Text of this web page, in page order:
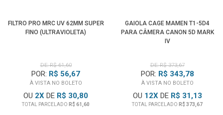
FILTRO PRO MRC UV 62MM SUPER
FINO (ULTRAVIOLETA)
DE: R$ 61,60
POR: R$ 56,67
À VISTA NO BOLETO
OU 2X DE R$ 30,80
TOTAL PARCELADO R$ 61,60
GAIOLA CAGE MAMEN T1-5D4
PARA CÂMERA CANON 5D MARK
IV
DE: R$ 373,67
POR: R$ 343,78
À VISTA NO BOLETO
OU 12XDE R$ 31,13
TOTAL PARCELADO R$ 373,67